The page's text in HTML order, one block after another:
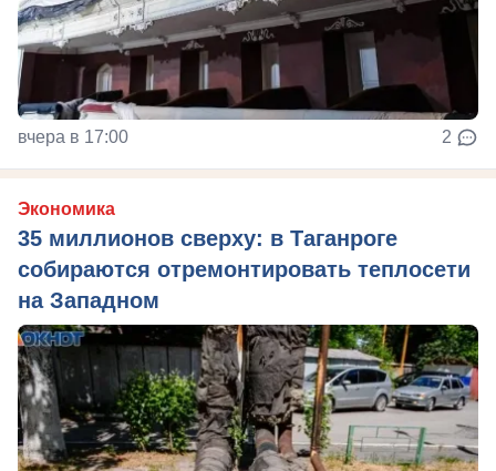
вчера в 17:00 2
Экономика
35 миллионов сверху: в Таганроге
собираются отремонтировать теплосети
на Западном